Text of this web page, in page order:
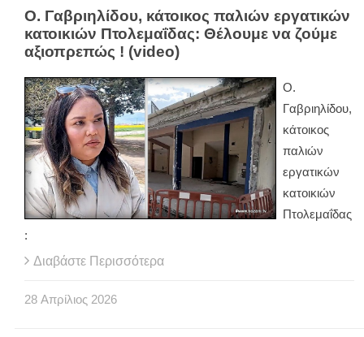
Ο. Γαβριηλίδου, κάτοικος παλιών εργατικών
κατοικιών Πτολεμαΐδας: Θέλουμε να ζούμε
αξιοπρεπώς ! (video)
Ο.
Γαβριηλίδου,
κάτοικος
παλιών
εργατικών
κατοικιών
Πτολεμαΐδας
:
Διαβάστε Περισσότερα
28 Απρίλιος 2026